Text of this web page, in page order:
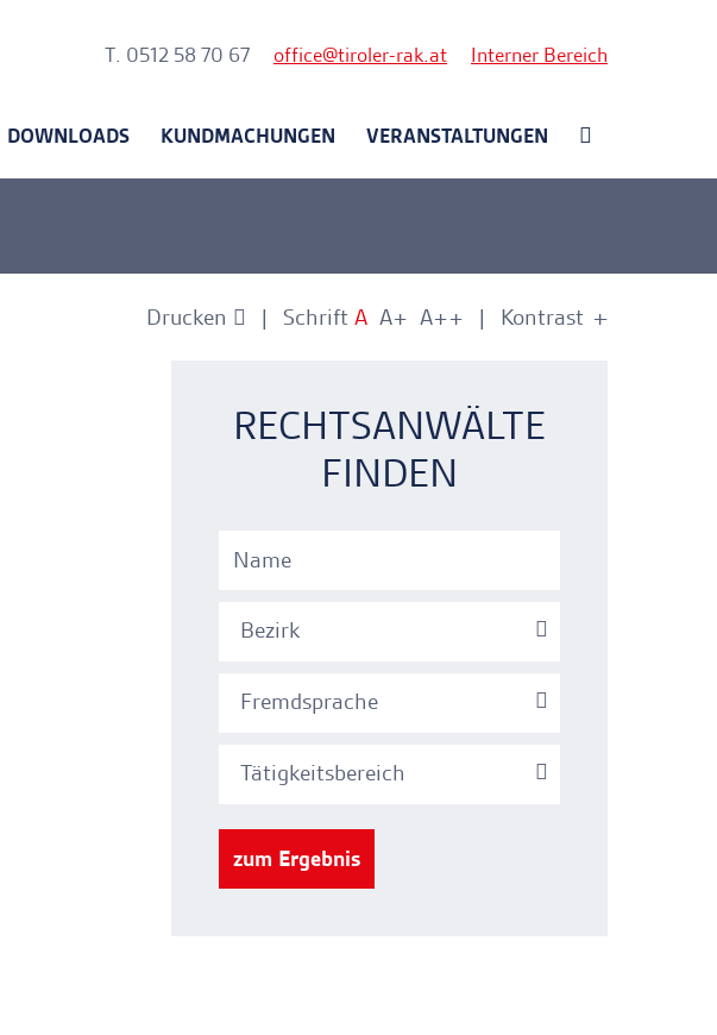
T. 0512 58 70 67 office tiroler-rak.at Interner Bereich
DOWNLOADS KUNDMACHUNGEN VERANSTALTUNGEN
Drucken Schrift A A+ A++ Kontrast +
-
RECHTSANWÄLTE
FINDEN
Bezirk
Fremdsprache
Tätigkeitsbereich
zum Ergebnis